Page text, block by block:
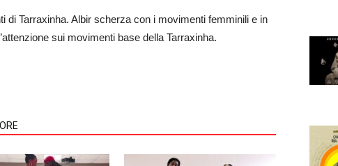
di Tarraxinha. Albir scherza con i movimenti femminili e in
sui movimenti base della Tarraxinha.